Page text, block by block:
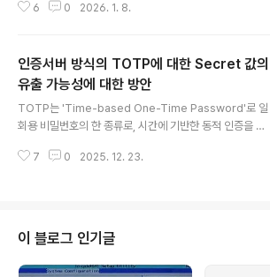
인할 때마다 스마트폰을 확인해 번호를 입력하거나 안면
적 지식 기반 인증(Knowledge-based Authenticatio
n) 보안 시스템의 한계가 여실히 드러났다. 유출된 수억건
의 ID/PW 정보는 해커들의 무차별 대입 공격(brute-forc
e attacks)이나 자격 증명 스터핑(Credential Stuffing)
의 핵심 재료로 작용한다. 인공지능(AI)의 발달로 이러한
공격 효율성은 한층 더 업그레이드됐다..
6 0 2026. 1. 8.
인증서버 방식의 TOTP에 대한 Secret 값의
유출 가능성에 대한 방안
TOTP는 'Time-based One-Time Password'로 일
회용 비밀번호의 한 종류로, 시간에 기반한 동적 인증을 제
를 생성하는 특정 유형의 OTP 이다. 인증 서버와 사용자
고 점점 더 대중적인 유형의 OTP로, 누군가가 "OTP 앱"
또는 인증 앱에서 생성된 시간 제한 코드를 언급할 때, 그것
은 매우 높은 확률로 TOTP를 의미한다. 한편, 인터넷 보
7 0 2025. 12. 23.
이 블로그 인기글